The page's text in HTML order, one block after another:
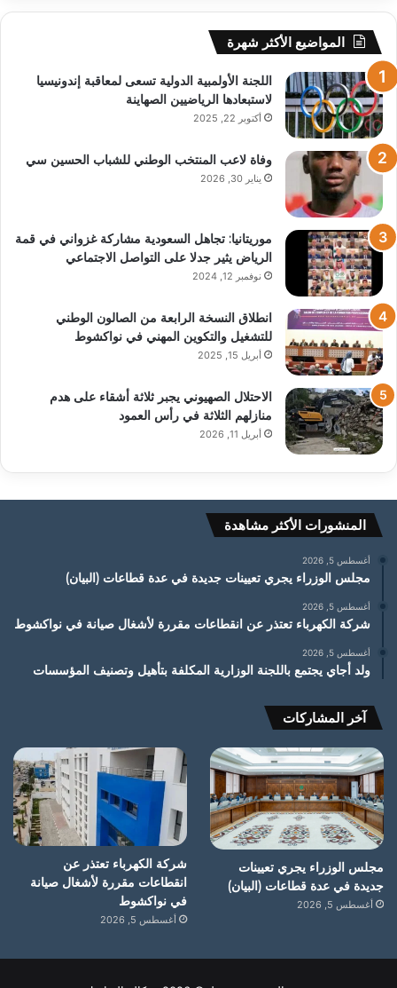
المواضيع الأكثر شهرة
اللجنة الأولمبية الدولية تسعى لمعاقبة إندونيسيا
لاستبعادها الرياضيين الصهاينة
أكتوبر 22, 2025
وفاة لاعب المنتخب الوطني للشباب الحسين سي
يناير 30, 2026
موريتانيا: تجاهل السعودية مشاركة غزواني في قمة
الرياض يثير جدلا على التواصل الاجتماعي
نوفمبر 12, 2024
انطلاق النسخة الرابعة من الصالون الوطني
للتشغيل والتكوين المهني في نواكشوط
أبريل 15, 2025
الاحتلال الصهيوني يجبر ثلاثة أشقاء على هدم
منازلهم الثلاثة في رأس العمود
أبريل 11, 2026
المنشورات الأكثر مشاهدة
أغسطس 5, 2026
مجلس الوزراء يجري تعيينات جديدة في عدة قطاعات (البيان)
أغسطس 5, 2026
شركة الكهرباء تعتذر عن انقطاعات مقررة لأشغال صيانة في نواكشوط
أغسطس 5, 2026
ولد أجاي يجتمع باللجنة الوزارية المكلفة بتأهيل وتصنيف المؤسسات
آخر المشاركات
مجلس الوزراء يجري تعيينات
جديدة في عدة قطاعات (البيان)
أغسطس 5, 2026
شركة الكهرباء تعتذر عن
انقطاعات مقررة لأشغال صيانة
في نواكشوط
أغسطس 5, 2026